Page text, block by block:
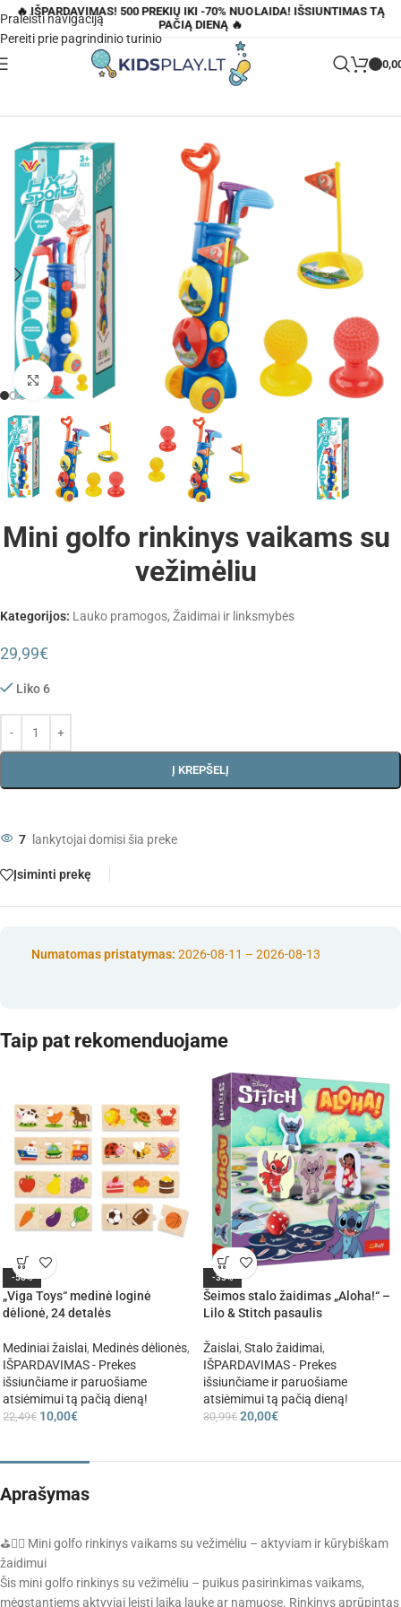
Praleisti navigaciją
Pereiti prie pagrindinio turinio
🔥 IŠPARDAVIMAS! 500 PREKIŲ IKI -70% NUOLAIDA! IŠSIUNTIMAS TĄ
PAČIĄ DIENĄ 🔥
Parduotuvė Mini golfo rinkinys vaikams su vežimėliu
Padidinti
Mini golfo rinkinys vaikams su
vežimėliu
Kategorijos: Lauko pramogos, Žaidimai ir linksmybės
29,99€
Liko 6
Į KREPŠELĮ
7 lankytojai domisi šia preke
Įsiminti prekę
Numatomas pristatymas: 2026-08-11 – 2026-08-13
Taip pat rekomenduojame
-56%
„Viga Toys“ medinė loginė
dėlionė, 24 detalės
Mediniai žaislai, Medinės dėlionės,
IŠPARDAVIMAS - Prekes
išsiunčiame ir paruošiame
atsiėmimui tą pačią dieną!
22,49€ 10,00€
-35%
Šeimos stalo žaidimas „Aloha!“ –
Lilo & Stitch pasaulis
Žaislai, Stalo žaidimai,
IŠPARDAVIMAS - Prekes
išsiunčiame ir paruošiame
atsiėmimui tą pačią dieną!
30,99€ 20,00€
Aprašymas
⛳🏌️‍♂️ Mini golfo rinkinys vaikams su vežimėliu – aktyviam ir kūrybiškam
žaidimui
Šis mini golfo rinkinys su vežimėliu – puikus pasirinkimas vaikams,
mėgstantiems aktyviai leisti laiką lauke ar namuose. Rinkinys aprūpintas